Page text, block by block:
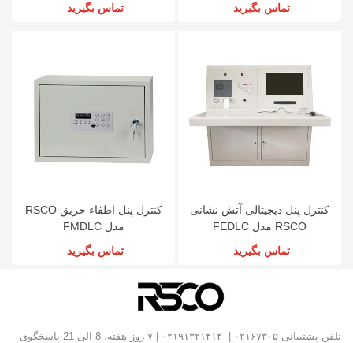
تماس بگیرید
تماس بگیرید
کنترل پنل دیجیتالی آتش نشانی
RSCO مدل FEDLC
تماس بگیرید
کنترل پنل اطفاء حریق RSCO
مدل FMDLC
تماس بگیرید
تلفن پشتیبانی ۰۲۱۶۷۳۰۵
| ۷ روز هفته، 8 الی 21 پاسخگوی